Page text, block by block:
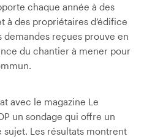
chaque année à des
à des propriétaires d’édifice
reçues prouve en
du chantier à mener pour
avec le magazine Le
un sondage qui offre un
Les résultats montrent